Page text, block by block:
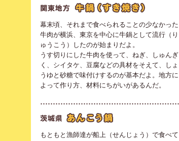
幕末頃、それまで食べられることの少なかった
牛肉が横浜、東京を中心に牛鍋として流行（り
ゅうこう）したのが始まりだよ。
うす切りにした牛肉を使って、ねぎ、しゅんぎ
く、シイタケ、豆腐などの具材をそえて、しょ
うゆと砂糖で味付けするのが基本だよ。地方に
よって作り方、材料にちがいがあるんだ。
もともと漁師達が船上（せんじょう）で食べて